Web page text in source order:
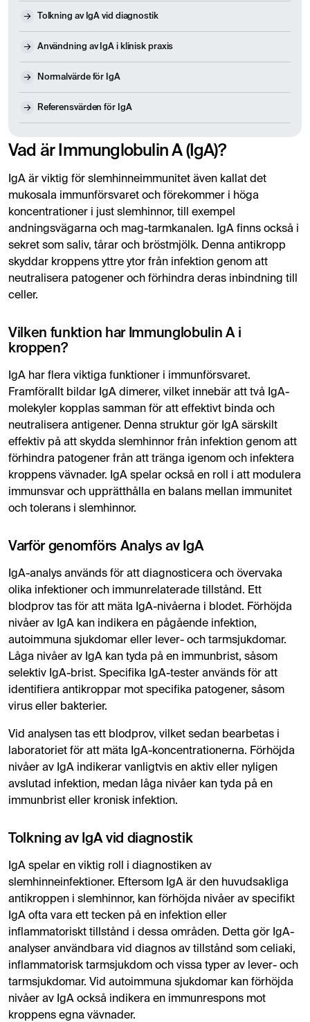
Tolkning av IgA vid diagnostik
Användning av IgA i klinisk praxis
Normalvärde för IgA
Referensvärden för IgA
Vad är Immunglobulin A (IgA)?
IgA är viktig för slemhinneimmunitet även kallat det
mukosala immunförsvaret och förekommer i höga
koncentrationer i just slemhinnor, till exempel
andningsvägarna och mag-tarmkanalen. IgA finns också i
sekret som saliv, tårar och bröstmjölk. Denna antikropp
skyddar kroppens yttre ytor från infektion genom att
neutralisera patogener och förhindra deras inbindning till
celler.
Vilken funktion har Immunglobulin A i
kroppen?
IgA har flera viktiga funktioner i immunförsvaret.
Framförallt bildar IgA dimerer, vilket innebär att två IgA-
molekyler kopplas samman för att effektivt binda och
neutralisera antigener. Denna struktur gör IgA särskilt
effektiv på att skydda slemhinnor från infektion genom att
förhindra patogener från att tränga igenom och infektera
kroppens vävnader. IgA spelar också en roll i att modulera
immunsvar och upprätthålla en balans mellan immunitet
och tolerans i slemhinnor.
Varför genomförs Analys av IgA
IgA-analys används för att diagnosticera och övervaka
olika infektioner och immunrelaterade tillstånd. Ett
blodprov tas för att mäta IgA-nivåerna i blodet. Förhöjda
nivåer av IgA kan indikera en pågående infektion,
autoimmuna sjukdomar eller lever- och tarmsjukdomar.
Låga nivåer av IgA kan tyda på en immunbrist, såsom
selektiv IgA-brist. Specifika IgA-tester används för att
identifiera antikroppar mot specifika patogener, såsom
virus eller bakterier.
Vid analysen tas ett blodprov, vilket sedan bearbetas i
laboratoriet för att mäta IgA-koncentrationerna. Förhöjda
nivåer av IgA indikerar vanligtvis en aktiv eller nyligen
avslutad infektion, medan låga nivåer kan tyda på en
immunbrist eller kronisk infektion.
Tolkning av IgA vid diagnostik
IgA spelar en viktig roll i diagnostiken av
slemhinneinfektioner. Eftersom IgA är den huvudsakliga
antikroppen i slemhinnor, kan förhöjda nivåer av specifikt
IgA ofta vara ett tecken på en infektion eller
inflammatoriskt tillstånd i dessa områden. Detta gör IgA-
analyser användbara vid diagnos av tillstånd som celiaki,
inflammatorisk tarmsjukdom och vissa typer av lever- och
tarmsjukdomar. Vid autoimmuna sjukdomar kan förhöjda
nivåer av IgA också indikera en immunrespons mot
kroppens egna vävnader.